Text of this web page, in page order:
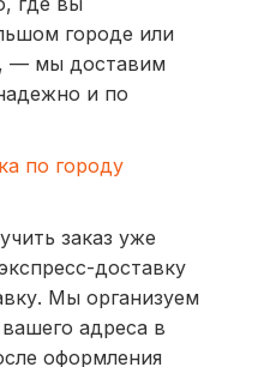
городе или
— мы доставим
и по
по городу
заказ уже
доставку
Мы организуем
адреса в
оформления